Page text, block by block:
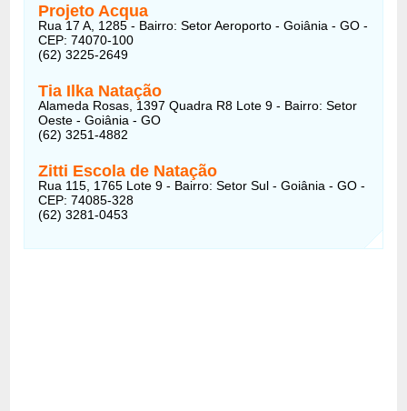
Projeto Acqua
Rua 17 A, 1285 - Bairro: Setor Aeroporto - Goiânia - GO -
CEP: 74070-100
(62) 3225-2649
Tia Ilka Natação
Alameda Rosas, 1397 Quadra R8 Lote 9 - Bairro: Setor
Oeste - Goiânia - GO
(62) 3251-4882
Zitti Escola de Natação
Rua 115, 1765 Lote 9 - Bairro: Setor Sul - Goiânia - GO -
CEP: 74085-328
(62) 3281-0453